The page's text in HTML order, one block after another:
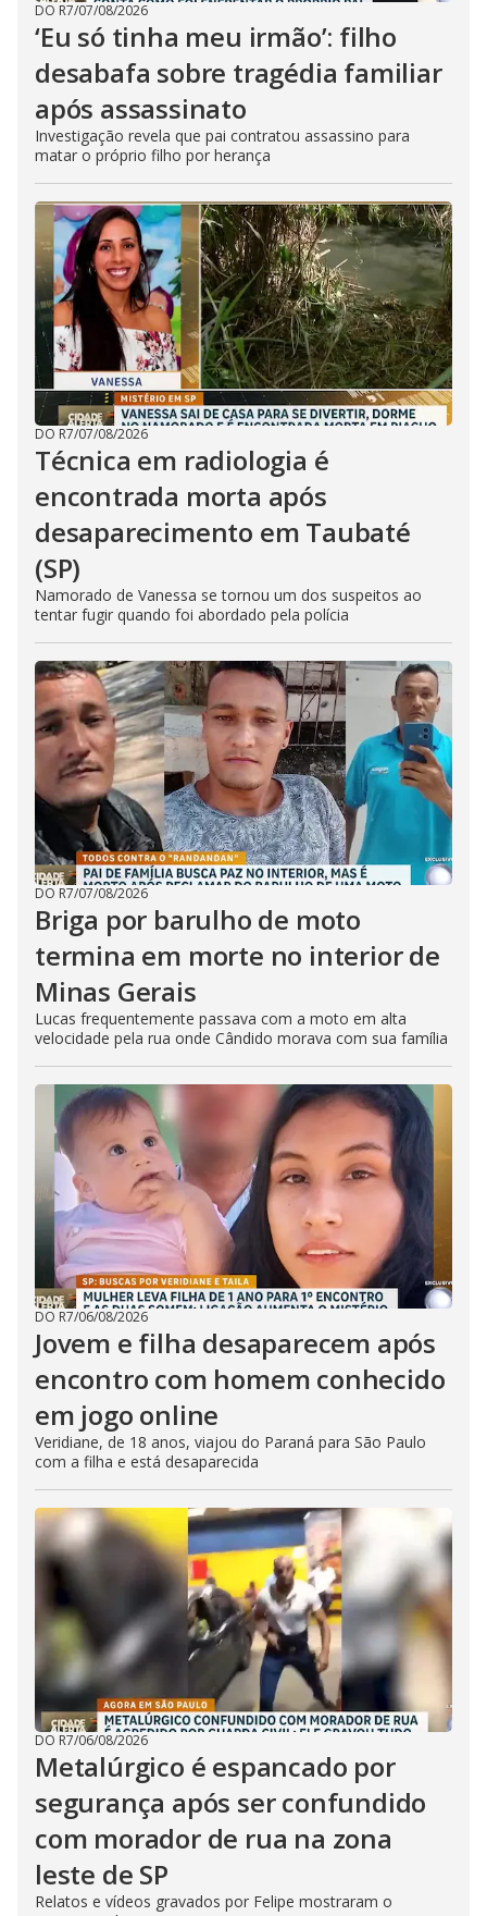
DO R7/07/08/2026
‘Eu só tinha meu irmão’: filho
desabafa sobre tragédia familiar
após assassinato
Investigação revela que pai contratou assassino para
matar o próprio filho por herança
DO R7/07/08/2026
Técnica em radiologia é
encontrada morta após
desaparecimento em Taubaté
(SP)
Namorado de Vanessa se tornou um dos suspeitos ao
tentar fugir quando foi abordado pela polícia
DO R7/07/08/2026
Briga por barulho de moto
termina em morte no interior de
Minas Gerais
Lucas frequentemente passava com a moto em alta
velocidade pela rua onde Cândido morava com sua família
DO R7/06/08/2026
Jovem e filha desaparecem após
encontro com homem conhecido
em jogo online
Veridiane, de 18 anos, viajou do Paraná para São Paulo
com a filha e está desaparecida
DO R7/06/08/2026
Metalúrgico é espancado por
segurança após ser confundido
com morador de rua na zona
leste de SP
Relatos e vídeos gravados por Felipe mostraram o